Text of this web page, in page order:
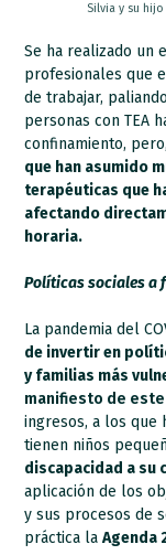
Silvia y su hijo
Se ha realizado un
profesionales que
de trabajar,
personas con TEA
confinamiento,
que han asumido
terapéuticas que
afectando
horaria.
Políticas sociales a
La pandemia del
de invertir en
y familias más
manifiesto de
ingresos, a los que
tienen niños
discapacidad a su
aplicación de los
y sus procesos de
práctica laAgenda